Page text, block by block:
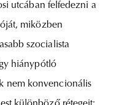
utcában felfedezni a
miközben
szocialista
hiánypótló
nem konvencionális